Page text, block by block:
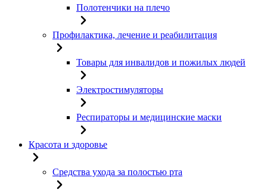
Полотенчики на плечо
Профилактика, лечение и реабилитация
Товары для инвалидов и пожилых людей
Электростимуляторы
Респираторы и медицинские маски
Красота и здоровье
Средства ухода за полостью рта